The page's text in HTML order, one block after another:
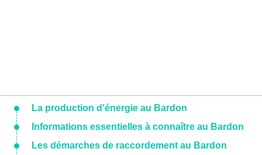
La production d'énergie au Bardon
Informations essentielles à connaître au Bardon
Les démarches de raccordement au Bardon